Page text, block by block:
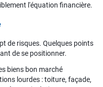
l'équation financière.
de risques. Quelques points
de se positionner.
biens bon marché
lourdes : toiture, façade,